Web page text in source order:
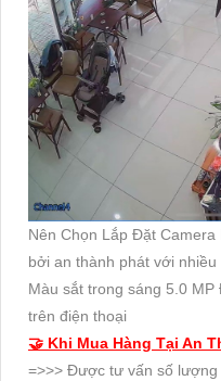
Nên Chọn Lắp Đặt
bởi an thành phát với
Màu sắt trong sáng 5.0
trên điện thoại
🤝 Khi Mua Hàng Tại An
=>>> Được tư vấn số